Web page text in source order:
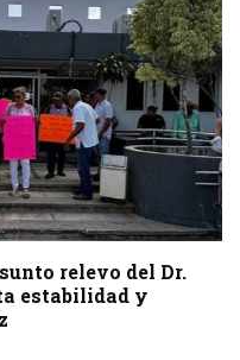
relevo del Dr.
estabilidad y